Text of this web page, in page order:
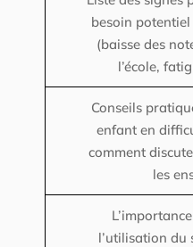
besoin
(baisse des
l’école,
Conseils
enfant en
comment
les
l’utilisation du